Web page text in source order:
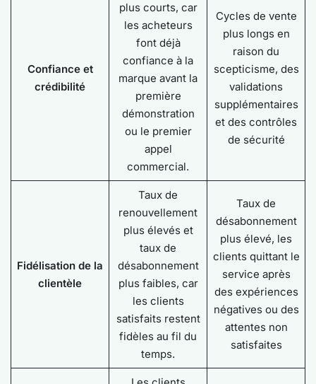
Confiance et
crédibilité
plus courts, car
les acheteurs
font déjà
confiance à la
marque avant la
première
démonstration
ou le premier
appel
commercial.
Cycles de vente
plus longs en
raison du
scepticisme, des
validations
supplémentaires
et des contrôles
de sécurité
Fidélisation de la
clientèle
Taux de
renouvellement
plus élevés et
taux de
désabonnement
plus faibles, car
les clients
satisfaits restent
fidèles au fil du
temps.
Taux de
désabonnement
plus élevé, les
clients quittant le
service après
des expériences
négatives ou des
attentes non
satisfaites